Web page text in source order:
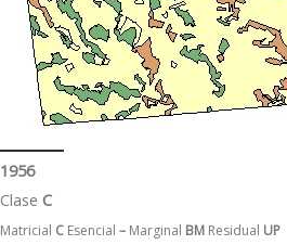
1956
Clase C
Matricial C Esencial – Marginal BM Residual UP